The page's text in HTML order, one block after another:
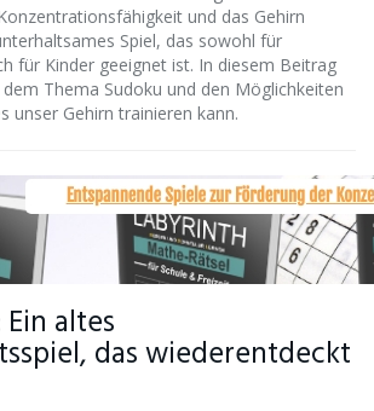
und das Gehirn
Spiel, das sowohl für
für Kinder geeignet ist. In diesem Beitrag
Thema Sudoku und den Möglichkeiten
unser Gehirn trainieren kann.
altes
das wiederentdeckt